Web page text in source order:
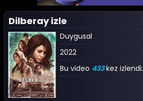
Dilberay izle
Duygusal
2022
Bu video 433kez izlendi.